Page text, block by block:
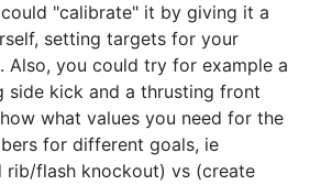
"calibrate" it by giving it a
setting targets for your
Also, you could try for example a
side kick and a thrusting front
what values you need for the
for different goals, ie
rib/flash knockout) vs (create